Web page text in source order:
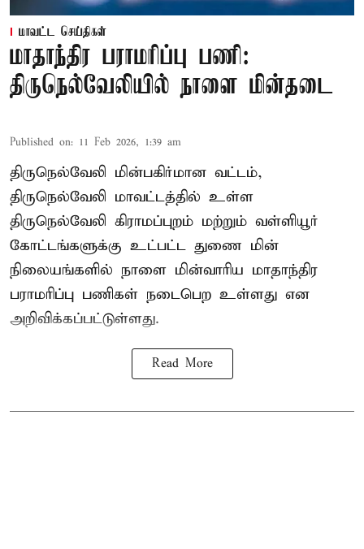
மாவட்ட செய்திகள்
மாதாந்திர பராமரிப்பு பணி:
திருநெல்வேலியில் நாளை மின்தடை
Published on: 11 Feb 2026, 1:39 am
திருநெல்வேலி மின்பகிர்மான வட்டம்,
திருநெல்வேலி மாவட்டத்தில் உள்ள
திருநெல்வேலி கிராமப்புறம் மற்றும் வள்ளியூர்
கோட்டங்களுக்கு உட்பட்ட துணை மின்
நிலையங்களில் நாளை மின்வாரிய மாதாந்திர
பராமரிப்பு பணிகள் நடைபெற உள்ளது என
அறிவிக்கப்பட்டுள்ளது.
Read More